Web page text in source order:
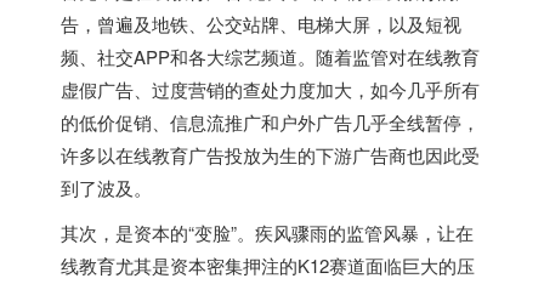
告，曾遍及地铁、公交站牌、电梯大屏，以及短视
频、社交APP和各大综艺频道。随着监管对在线教育
虚假广告、过度营销的查处力度加大，如今几乎所有
的低价促销、信息流推广和户外广告几乎全线暂停，
许多以在线教育广告投放为生的下游广告商也因此受
到了波及。
其次，是资本的“变脸”。疾风骤雨的监管风暴，让在
线教育尤其是资本密集押注的K12赛道面临巨大的压